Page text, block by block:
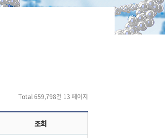
Total 659,798건 13 페이지
조회